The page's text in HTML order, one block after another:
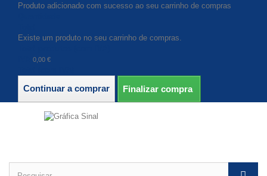
Produto adicionado com sucesso ao seu carrinho de compras
Existe um produto no seu carrinho de compras.
0,00 €
Continuar a comprar Finalizar compra